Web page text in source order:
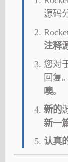
源码
注释
您对
回复。
噢。
新的
新一
认真